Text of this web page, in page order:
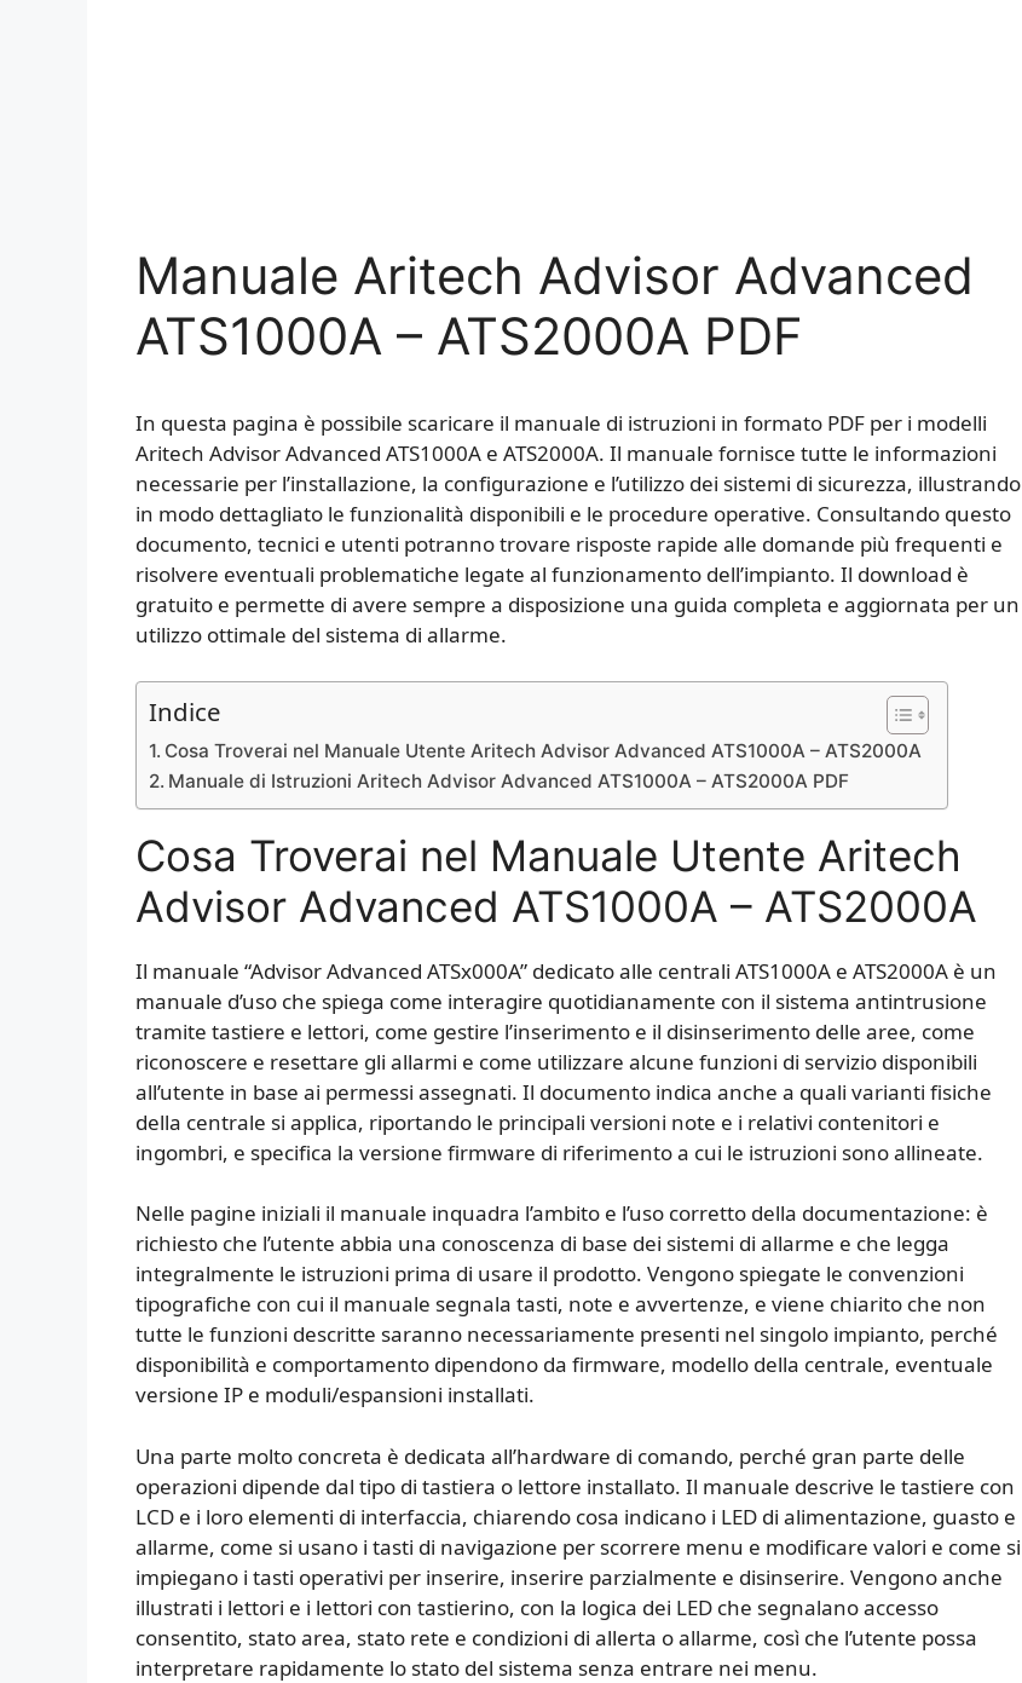
Manuale Aritech Advisor Advanced
ATS1000A – ATS2000A PDF
In questa pagina è possibile scaricare il manuale di istruzioni in formato PDF per i modelli
Aritech Advisor Advanced ATS1000A e ATS2000A. Il manuale fornisce tutte le informazioni
necessarie per l’installazione, la configurazione e l’utilizzo dei sistemi di sicurezza, illustrando
in modo dettagliato le funzionalità disponibili e le procedure operative. Consultando questo
documento, tecnici e utenti potranno trovare risposte rapide alle domande più frequenti e
risolvere eventuali problematiche legate al funzionamento dell’impianto. Il download è
gratuito e permette di avere sempre a disposizione una guida completa e aggiornata per un
utilizzo ottimale del sistema di allarme.
Indice
Cosa Troverai nel Manuale Utente Aritech Advisor Advanced ATS1000A – ATS2000A
Manuale di Istruzioni Aritech Advisor Advanced ATS1000A – ATS2000A PDF
Cosa Troverai nel Manuale Utente Aritech
Advisor Advanced ATS1000A – ATS2000A
Il manuale “Advisor Advanced ATSx000A” dedicato alle centrali ATS1000A e ATS2000A è un
manuale d’uso che spiega come interagire quotidianamente con il sistema antintrusione
tramite tastiere e lettori, come gestire l’inserimento e il disinserimento delle aree, come
riconoscere e resettare gli allarmi e come utilizzare alcune funzioni di servizio disponibili
all’utente in base ai permessi assegnati. Il documento indica anche a quali varianti fisiche
della centrale si applica, riportando le principali versioni note e i relativi contenitori e
ingombri, e specifica la versione firmware di riferimento a cui le istruzioni sono allineate.
Nelle pagine iniziali il manuale inquadra l’ambito e l’uso corretto della documentazione: è
richiesto che l’utente abbia una conoscenza di base dei sistemi di allarme e che legga
integralmente le istruzioni prima di usare il prodotto. Vengono spiegate le convenzioni
tipografiche con cui il manuale segnala tasti, note e avvertenze, e viene chiarito che non
tutte le funzioni descritte saranno necessariamente presenti nel singolo impianto, perché
disponibilità e comportamento dipendono da firmware, modello della centrale, eventuale
versione IP e moduli/espansioni installati.
Una parte molto concreta è dedicata all’hardware di comando, perché gran parte delle
operazioni dipende dal tipo di tastiera o lettore installato. Il manuale descrive le tastiere con
LCD e i loro elementi di interfaccia, chiarendo cosa indicano i LED di alimentazione, guasto e
allarme, come si usano i tasti di navigazione per scorrere menu e modificare valori e come si
impiegano i tasti operativi per inserire, inserire parzialmente e disinserire. Vengono anche
illustrati i lettori e i lettori con tastierino, con la logica dei LED che segnalano accesso
consentito, stato area, stato rete e condizioni di allerta o allarme, così che l’utente possa
interpretare rapidamente lo stato del sistema senza entrare nei menu.